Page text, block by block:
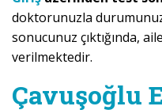
doktorunuzla
sonucunuz çıktığında,
verilmektedir.
Çavuşoğlu